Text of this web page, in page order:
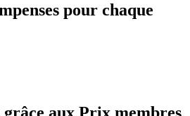
pour chaque